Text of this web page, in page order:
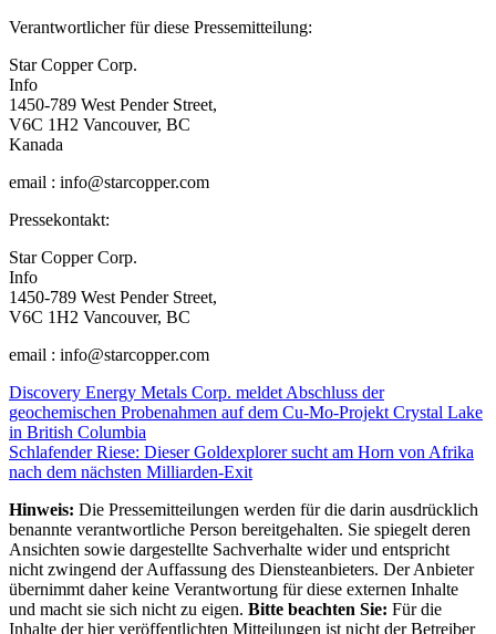
Verantwortlicher für diese Pressemitteilung:
Star Copper Corp.
Info
1450-789 West Pender Street,
V6C 1H2 Vancouver, BC
Kanada
email : info@starcopper.com
Pressekontakt:
Star Copper Corp.
Info
1450-789 West Pender Street,
V6C 1H2 Vancouver, BC
email : info@starcopper.com
Beitragsnavigation
Discovery Energy Metals Corp. meldet Abschluss der
geochemischen Probenahmen auf dem Cu-Mo-Projekt Crystal Lake
in British Columbia
Schlafender Riese: Dieser Goldexplorer sucht am Horn von Afrika
nach dem nächsten Milliarden-Exit
Hinweis: Die Pressemitteilungen werden für die darin ausdrücklich
benannte verantwortliche Person bereitgehalten. Sie spiegelt deren
Ansichten sowie dargestellte Sachverhalte wider und entspricht
nicht zwingend der Auffassung des Diensteanbieters. Der Anbieter
übernimmt daher keine Verantwortung für diese externen Inhalte
und macht sie sich nicht zu eigen. Bitte beachten Sie: Für die
Inhalte der hier veröffentlichten Mitteilungen ist nicht der Betreiber